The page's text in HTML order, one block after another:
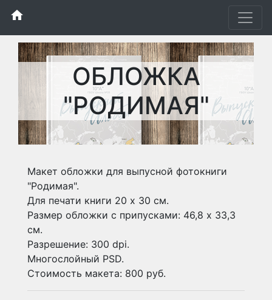
home
ОБЛОЖКА
"РОДИМАЯ"
Макет обложки для выпусной фотокниги
"Родимая".
Для печати книги 20 х 30 см.
Размер обложки с припусками: 46,8 х 33,3
см.
Разрешение: 300 dpi.
Многослойный PSD.
Стоимость макета: 800 руб.